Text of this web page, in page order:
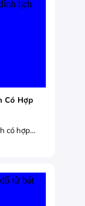
Có Hợp
có hợp...